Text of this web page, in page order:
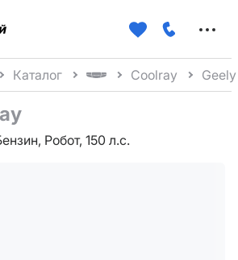
Каталог Coolray
Робот, 150 л.с.